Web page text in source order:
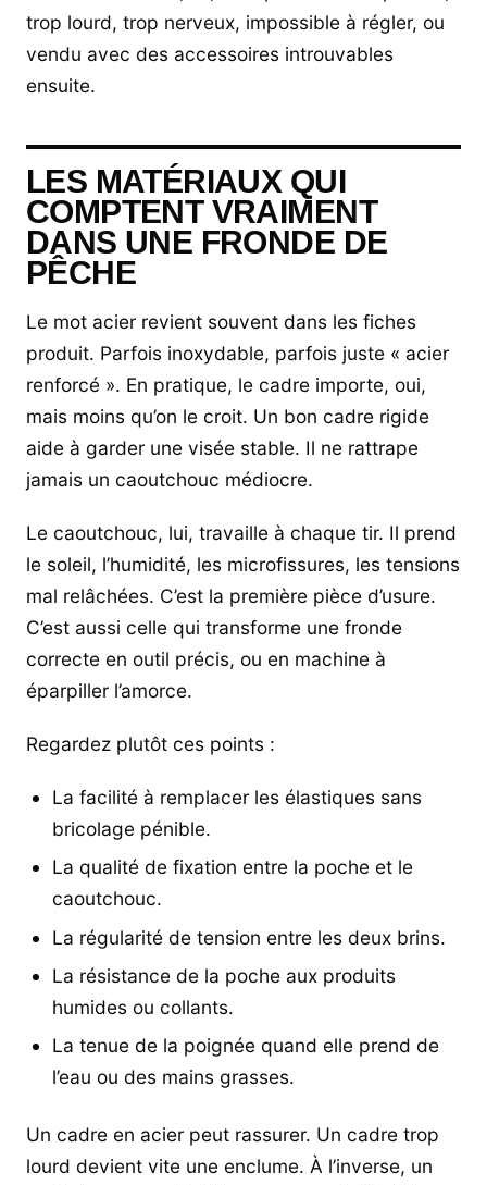
trop lourd, trop nerveux, impossible à régler, ou
vendu avec des accessoires introuvables
ensuite.
LES MATÉRIAUX QUI
COMPTENT VRAIMENT
DANS UNE FRONDE DE
PÊCHE
Le mot acier revient souvent dans les fiches
produit. Parfois inoxydable, parfois juste « acier
renforcé ». En pratique, le cadre importe, oui,
mais moins qu’on le croit. Un bon cadre rigide
aide à garder une visée stable. Il ne rattrape
jamais un caoutchouc médiocre.
Le caoutchouc, lui, travaille à chaque tir. Il prend
le soleil, l’humidité, les microfissures, les tensions
mal relâchées. C’est la première pièce d’usure.
C’est aussi celle qui transforme une fronde
correcte en outil précis, ou en machine à
éparpiller l’amorce.
Regardez plutôt ces points :
La facilité à remplacer les élastiques sans
bricolage pénible.
La qualité de fixation entre la poche et le
caoutchouc.
La régularité de tension entre les deux brins.
La résistance de la poche aux produits
humides ou collants.
La tenue de la poignée quand elle prend de
l’eau ou des mains grasses.
Un cadre en acier peut rassurer. Un cadre trop
lourd devient vite une enclume. À l’inverse, un